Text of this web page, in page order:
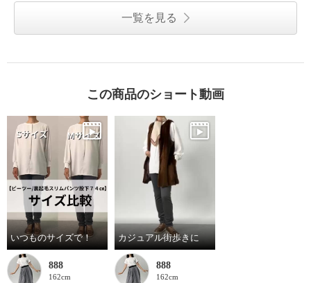
一覧を見る
この商品のショート動画
いつものサイズで！
888
162cm
カジュアル街歩きに
888
162cm